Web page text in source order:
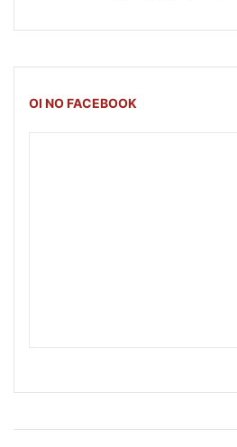
OI NO FACEBOOK